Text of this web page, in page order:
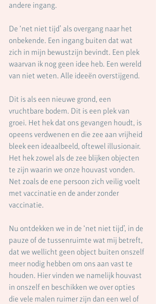
andere ingang.
De ‘net niet tijd’ als overgang naar het
onbekende. Een ingang buiten dat wat
zich in mijn bewustzijn bevindt. Een plek
waarvan ik nog geen idee heb. Een wereld
van niet weten. Alle ideeën overstijgend.
Dit is als een nieuwe grond, een
vruchtbare bodem. Dit is een plek van
groei. Het hek dat ons gevangen houdt, is
opeens verdwenen en die zee aan vrijheid
bleek een ideaalbeeld, oftewel illusionair.
Het hek zowel als de zee blijken objecten
te zijn waarin we onze houvast vonden.
Net zoals de ene persoon zich veilig voelt
met vaccinatie en de ander zonder
vaccinatie.
Nu ontdekken we in de ‘net niet tijd’, in de
pauze of de tussenruimte wat mij betreft,
dat we wellicht geen object buiten onszelf
meer nodig hebben om ons aan vast te
houden. Hier vinden we namelijk houvast
in onszelf en beschikken we over opties
die vele malen ruimer zijn dan een wel of